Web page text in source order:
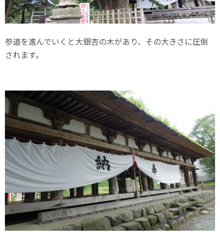
参道を進んでいくと大銀杏の木があり、その大きさに圧倒
されます。